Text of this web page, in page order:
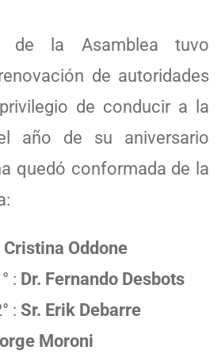
de la Asamblea tuvo
de autoridades
de conducir a la
año de su aniversario
quedó conformada de la
Cristina Oddone
: Dr. Fernando Desbots
: Sr. Erik Debarre
Moroni